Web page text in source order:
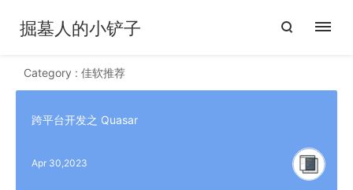
掘墓人的小铲子
Category : 佳软推荐
跨平台开发之 Quasar
Apr 30,2023